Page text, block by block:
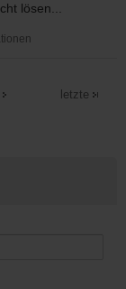
lösen...
letzte